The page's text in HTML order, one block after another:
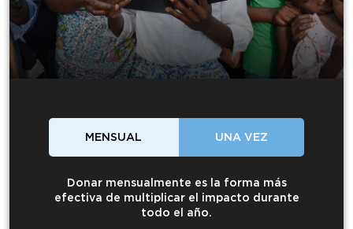
MENSUAL UNA VEZ
Donar mensualmente es la forma más
efectiva de multiplicar el impacto durante
todo el año.